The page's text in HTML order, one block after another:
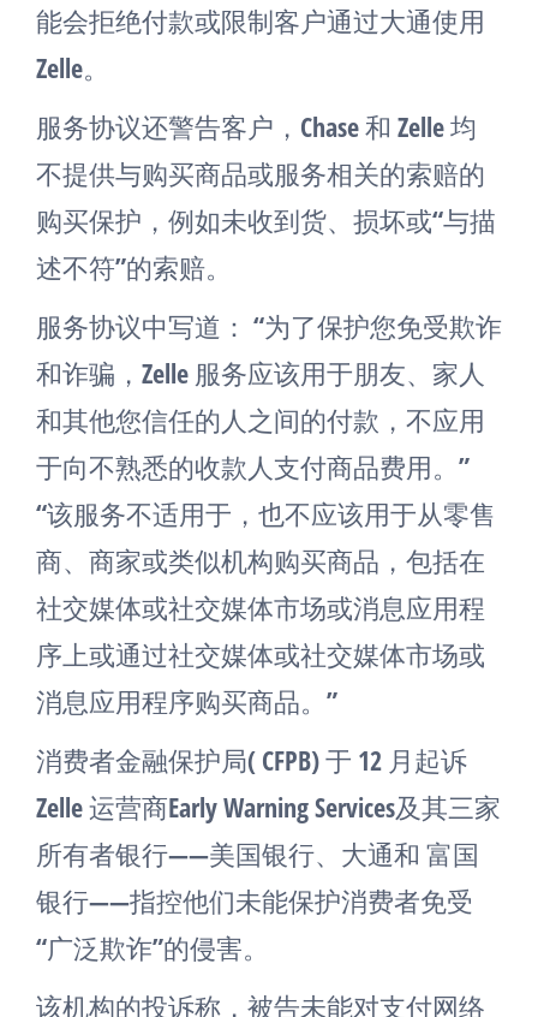
能会拒绝付款或限制客户通过大通使用
Zelle。
服务协议还警告客户，Chase 和 Zelle 均
不提供与购买商品或服务相关的索赔的
购买保护，例如未收到货、损坏或“与描
述不符”的索赔。
服务协议中写道： “为了保护您免受欺诈
和诈骗，Zelle 服务应该用于朋友、家人
和其他您信任的人之间的付款，不应用
于向不熟悉的收款人支付商品费用。”
“该服务不适用于，也不应该用于从零售
商、商家或类似机构购买商品，包括在
社交媒体或社交媒体市场或消息应用程
序上或通过社交媒体或社交媒体市场或
消息应用程序购买商品。”
消费者金融保护局( CFPB) 于 12 月起诉
Zelle 运营商Early Warning Services及其三家
所有者银行——美国银行、大通和 富国
银行——指控他们未能保护消费者免受
“广泛欺诈”的侵害。
该机构的投诉称，被告未能对支付网络